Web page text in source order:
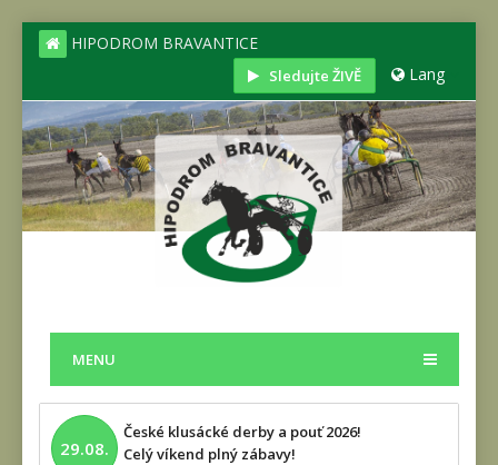
HIPODROM BRAVANTICE
Sledujte ŽIVĚ Lang
MENU
29.08.
České klusácké derby a pouť 2026!
Celý víkend plný zábavy!